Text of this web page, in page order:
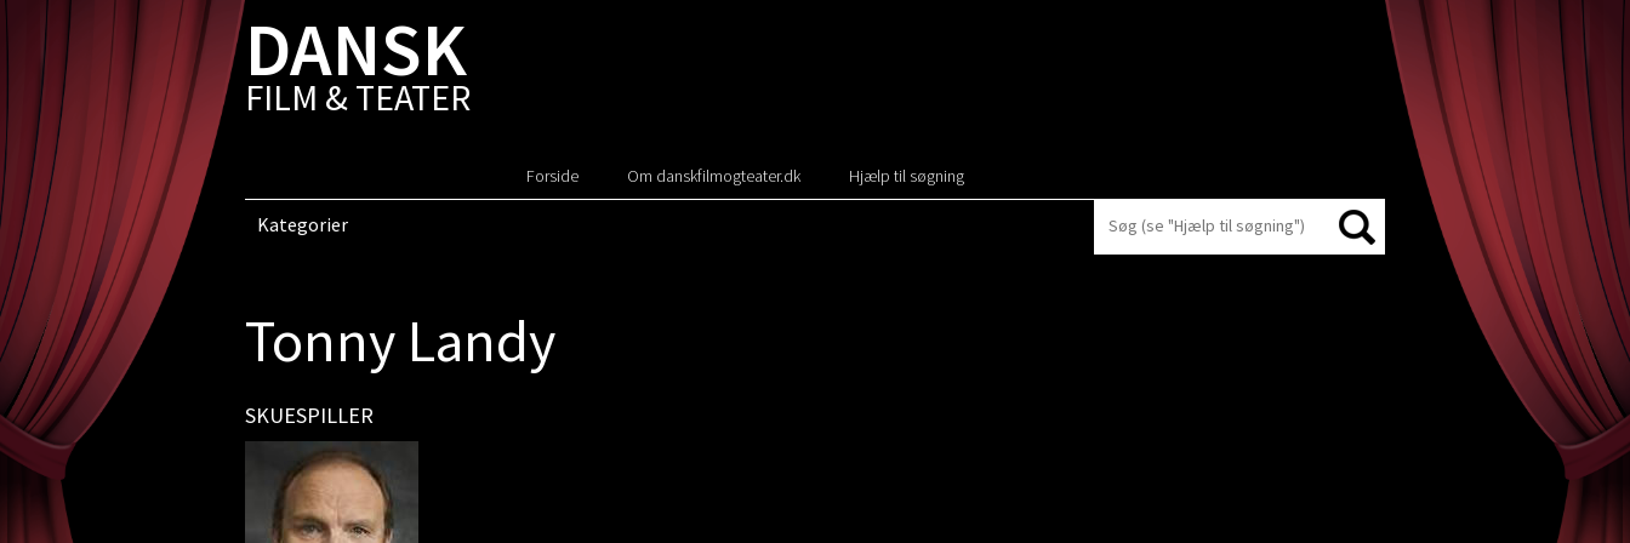
DANSK
FILM & TEATER
Forside Om danskfilmogteater.dk Hjælp til søgning
Kategorier
Tonny Landy
SKUESPILLER